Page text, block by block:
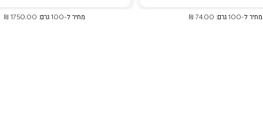
מחיר ל-100 גרם: 74.00 ₪ מחיר ל-100 גרם: 1750.00 ₪